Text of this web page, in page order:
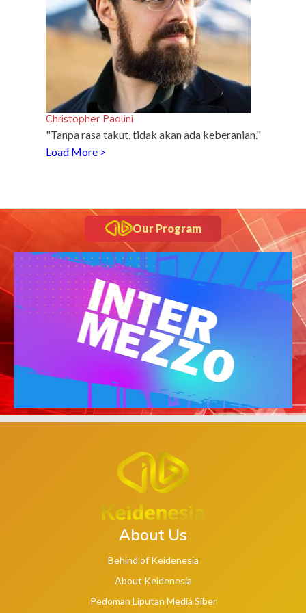
Christopher Paolini
"Tanpa rasa takut, tidak akan ada keberanian."
Load More >
Our Program
About Us
Behind of Keidenesia
About Keidenesia
Pedoman Liputan Media Siber